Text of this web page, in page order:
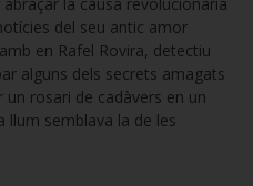
la causa revolucionària
del seu antic amor
en Rafel Rovira, detectiu
alguns dels secrets amagats
rosari de cadàvers en un
llum semblava la de les